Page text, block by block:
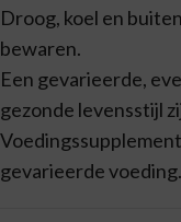
Droog, koel en
bewaren.
Een gevarieerde,
gezonde levensstijl
gevarieerde voeding.